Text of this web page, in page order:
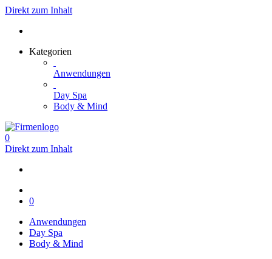
Direkt zum Inhalt
Kategorien
Anwendungen
Day Spa
Body & Mind
0
Direkt zum Inhalt
0
Anwendungen
Day Spa
Body & Mind